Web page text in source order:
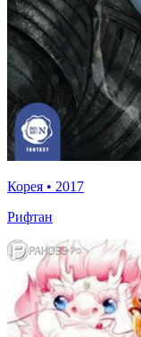
Корея • 2017
Рифтан